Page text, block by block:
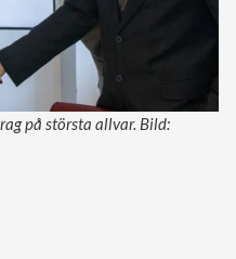
på största allvar. Bild: